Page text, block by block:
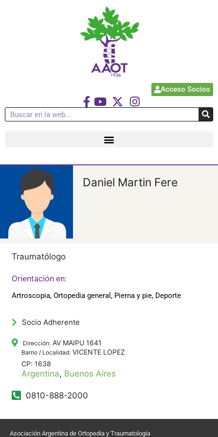
Acceso Socios
Daniel Martin Fere
Traumatólogo
Orientación en:
Artroscopia, Ortopedia general, Pierna y pie, Deporte
Socio Adherente
Dirección: AV MAIPU 1641
Barrio / Localidad: VICENTE LOPEZ
CP: 1638
Argentina, Buenos Aires
0810-888-2000
Asociación Argentina de Ortopedia y Traumatología